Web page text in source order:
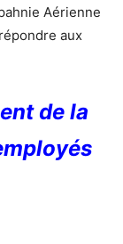
Aérienne
aux
de la